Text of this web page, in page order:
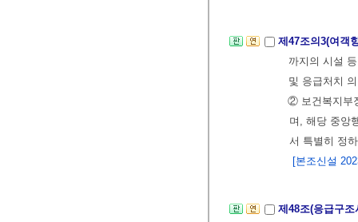
제47조의3(여객
까지의 시설
및 응급처치
② 보건복지부
며, 해당 중앙
서 특별히 정
[본조신설
제48조(응급구